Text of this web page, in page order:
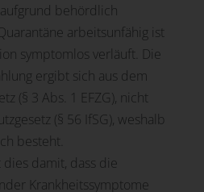
aufgrund behördlich
arbeitsunfähig ist
symptomlos verläuft. Die
ergibt sich aus dem
(§ 3 Abs. 1 EFZG), nicht
(§ 56 IfSG), weshalb
besteht.
damit, dass die
Krankheitssymptome